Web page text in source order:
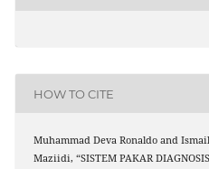
HOW TO CITE
Muhammad Deva Ronaldo and
Maziidi, “SISTEM PAKAR DIAGNOSIS